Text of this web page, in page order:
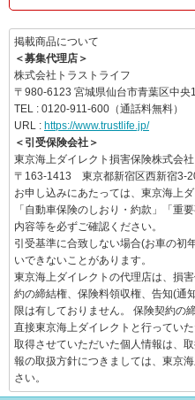
掲載商品について
＜募集代理店＞
株式会社トラストライフ
〒980-6123 宮城県仙台市青葉区中央
TEL : 0120-911-600（通話料無料）
URL : https://www.trustlife.jp/
＜引受保険会社＞
東京海上ダイレクト損害保険株式会社
〒163-1413 東京都新宿区西新宿3-
お申し込みにあたっては、東京海上
「自動車保険のしおり・約款」「重
内容等を必ずご確認ください。
引受基準に合致しない場合(お車の初
いできないことがあります。
東京海上ダイレクトの代理店は、損
約の締結権、保険料領収権、告知(通
限は有しておりません。 保険契約の
直接東京海上ダイレクトと行っていた
取得させていただいた個人情報は、
報の取扱方針につきましては、東京
さい。